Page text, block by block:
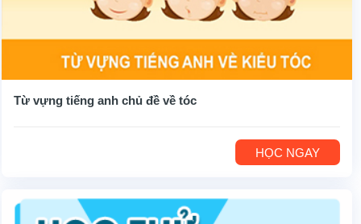
Từ vựng tiếng anh chủ đề về tóc
HỌC NGAY